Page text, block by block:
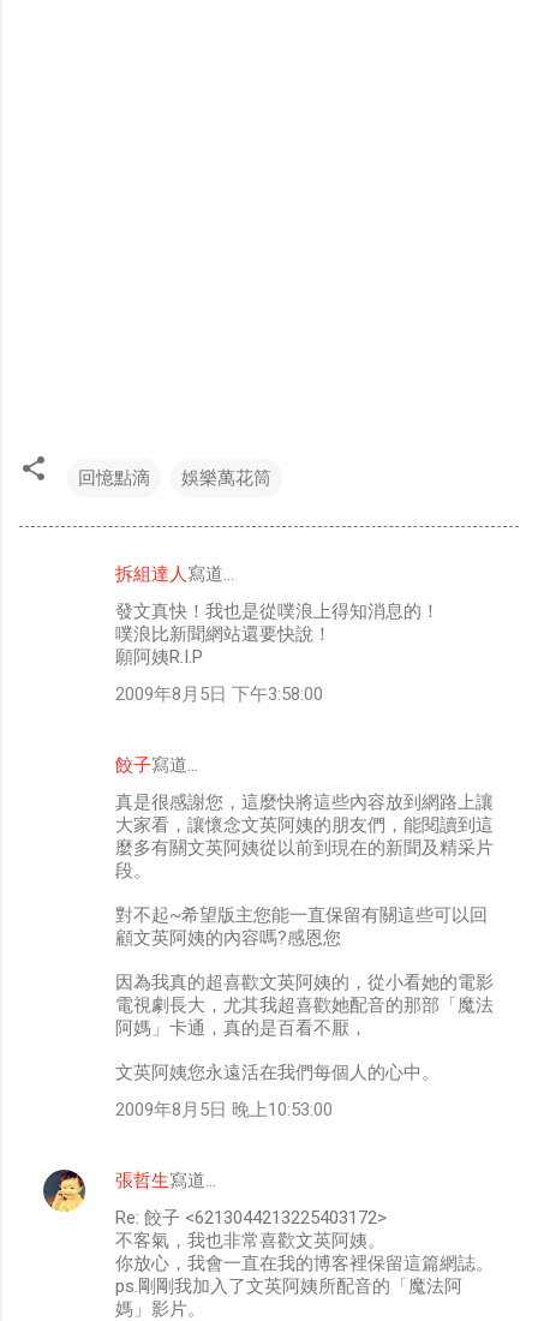
回憶點滴 娛樂萬花筒
拆組達人 寫道…
發文真快！我也是從噗浪上得知消息的！
噗浪比新聞網站還要快說！
願阿姨R.I.P
2009年8月5日 下午3:58:00
餃子寫道…
真是很感謝您，這麼快將這些內容放到網路上讓
大家看，讓懷念文英阿姨的朋友們，能閱讀到這
麼多有關文英阿姨從以前到現在的新聞及精采片
段。
對不起~希望版主您能一直保留有關這些可以回
顧文英阿姨的內容嗎?感恩您
因為我真的超喜歡文英阿姨的，從小看她的電影
電視劇長大，尤其我超喜歡她配音的那部「魔法
阿媽」卡通，真的是百看不厭，
文英阿姨您永遠活在我們每個人的心中。
2009年8月5日 晚上10:53:00
張哲生寫道…
Re: 餃子 <6213044213225403172>
不客氣，我也非常喜歡文英阿姨。
你放心，我會一直在我的博客裡保留這篇網誌。
ps.剛剛我加入了文英阿姨所配音的「魔法阿
媽」影片。